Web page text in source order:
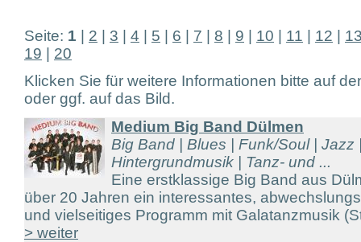
Seite: 1 2 3 4 5 6 7 8 9 10 11 12
19
20
Klicken Sie für weitere Informationen bitte auf
oder ggf. auf das Bild.
Medium Big Band Dülmen
Big Band | Blues | Funk/Soul | Jazz
Hintergrundmusik | Tanz- und ...
Eine erstklassige Big Band aus
über 20 Jahren ein interessantes,
und vielseitiges Programm mit Galatanzmusik
> weiter